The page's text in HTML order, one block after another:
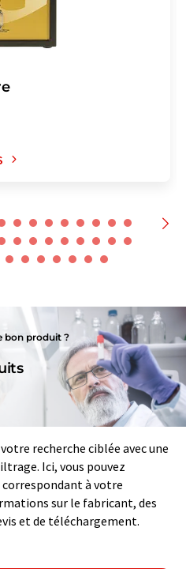
bon produit ?
recherche ciblée avec une
Ici, vous pouvez
à votre
sur le fabricant, des
et de téléchargement.